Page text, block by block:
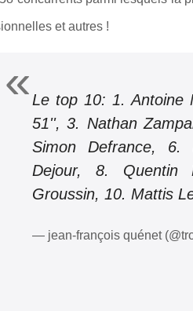
et autres !
Le top 10: 1. Antoine
51'', 3. Nathan
Simon Defrance, 6.
Dejour, 8. Quentin
Groussin, 10. Mattis
— jean-françois quénet